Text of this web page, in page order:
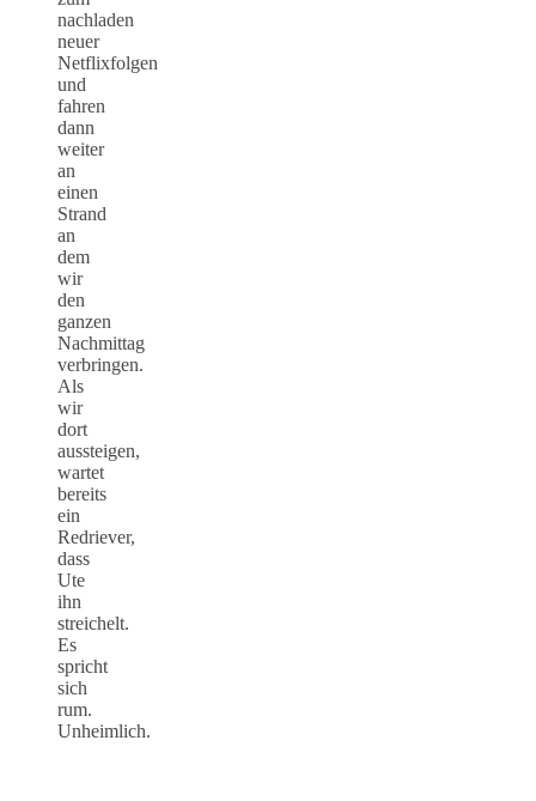
nachladen
neuer
Netflixfolgen
und
fahren
dann
weiter
an
einen
Strand
an
dem
wir
den
ganzen
Nachmittag
verbringen.
Als
wir
dort
aussteigen,
wartet
bereits
ein
Redriever,
dass
Ute
ihn
streichelt.
Es
spricht
sich
rum.
Unheimlich.